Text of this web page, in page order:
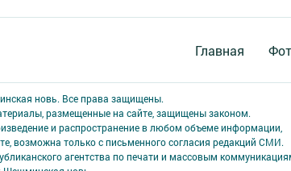
Главная
новь. Все права защищены.
размещенные на сайте, защищены законом.
и распространение в любом объеме информации,
возможна только с письменного согласия редакций СМИ.
агентства по печати и массовым